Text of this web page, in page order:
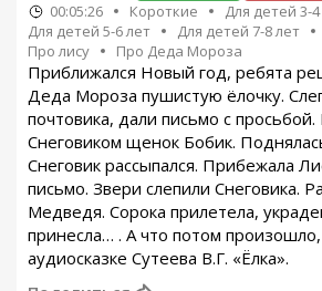
00:05:26 Короткие
Для детей 3-
Для детей 5-6 лет
Для детей 7-8 лет
Про лису
Про Деда Мороза
Приближался Новый год, ребята
Деда Мороза пушистую ёлочку.
почтовика, дали письмо с
Снеговиком щенок Бобик.
Снеговик рассыпался. Прибежала
письмо. Звери слепили Снеговика.
Медведя. Сорока прилетела,
принесла… . А что потом произошло,
аудиосказке Сутеева В.Г. «Ёлка».